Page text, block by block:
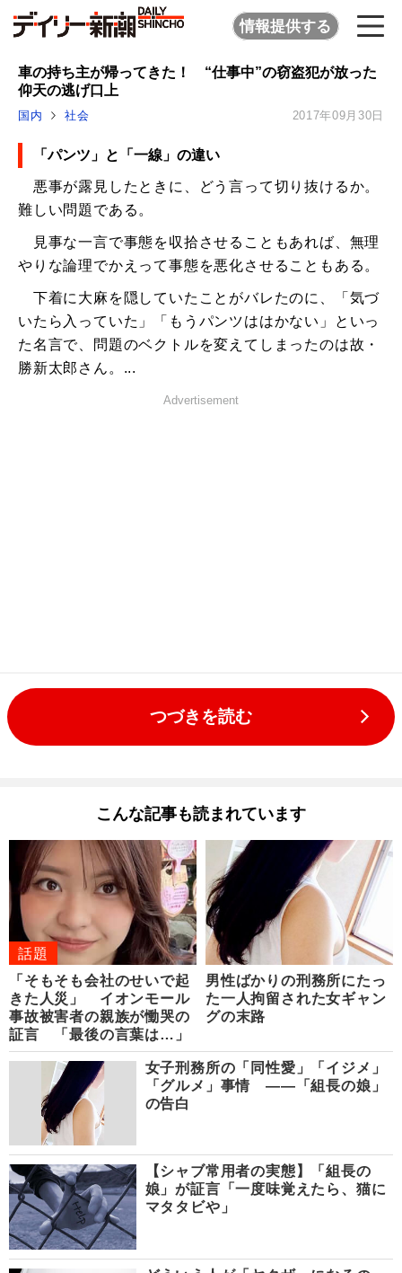
情報提供する
車の持ち主が帰ってきた！ “仕事中”の窃盗犯が放った
仰天の逃げ口上
国内 社会 2017年09月30日
「パンツ」と「一線」の違い
悪事が露見したときに、どう言って切り抜けるか。
難しい問題である。
見事な一言で事態を収拾させることもあれば、無理
やりな論理でかえって事態を悪化させることもある。
下着に大麻を隠していたことがバレたのに、「気づ
いたら入っていた」「もうパンツははかない」といっ
た名言で、問題のベクトルを変えてしまったのは故・
勝新太郎さん。...
Advertisement
つづきを読む
こんな記事も読まれています
話題
「そもそも会社のせいで起
きた人災」 イオンモール
事故被害者の親族が慟哭の
証言 「最後の言葉は…」
男性ばかりの刑務所にたっ
た一人拘留された女ギャン
グの末路
女子刑務所の「同性愛」「イジメ」
「グルメ」事情 ――「組長の娘」
の告白
【シャブ常用者の実態】「組長の
娘」が証言「一度味覚えたら、猫に
マタタビや」